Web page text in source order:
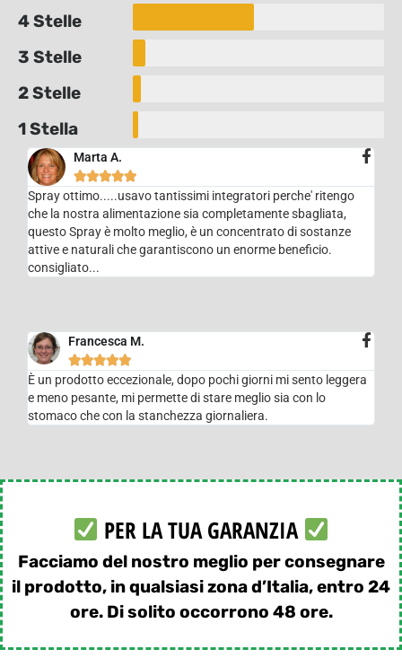
4 Stelle
3 Stelle
2 Stelle
1 Stella
Marta A.

Spray ottimo.....usavo tantissimi integratori perche' ritengo
che la nostra alimentazione sia completamente sbagliata,
questo Spray è molto meglio, è un concentrato di sostanze
attive e naturali che garantiscono un enorme beneficio.
consigliato...
Francesca M.

È un prodotto eccezionale, dopo pochi giorni mi sento leggera
e meno pesante, mi permette di stare meglio sia con lo
stomaco che con la stanchezza giornaliera.
PER LA TUA GARANZIA
Facciamo del nostro meglio per consegnare
il prodotto, in qualsiasi zona d’Italia, entro 24
ore. Di solito occorrono 48 ore.